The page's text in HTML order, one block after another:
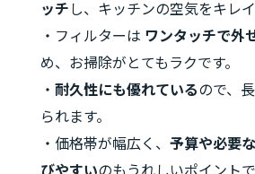
ッチ し、キッチンの空気をキレ
・フィルターは ワンタッチで外
め、お掃除がとてもラクです。
・ 耐久性にも優れているので、
られます。
・価格帯が幅広く、 予算や必要